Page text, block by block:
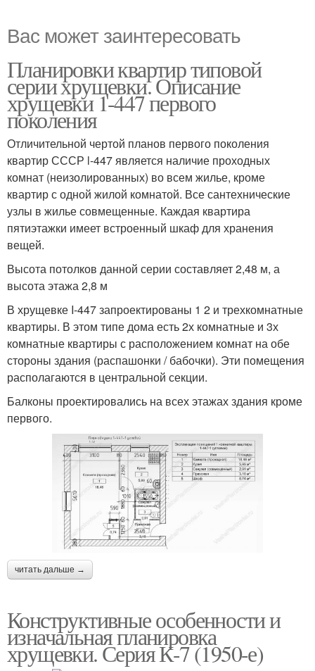
Вас может заинтересовать
Планировки квартир типовой
серии хрущевки. Описание
хрущевки 1-447 первого
поколения
Отличительной чертой планов первого поколения
квартир СССР l-447 является наличие проходных
комнат (неизолированных) во всем жилье, кроме
квартир с одной жилой комнатой. Все сантехнические
узлы в жилье совмещенные. Каждая квартира
пятиэтажки имеет встроенный шкаф для хранения
вещей.
Высота потолков данной серии составляет 2,48 м, а
высота этажа 2,8 м
В хрущевке I-447 запроектированы 1 2 и трехкомнатные
квартиры. В этом типе дома есть 2х комнатные и 3х
комнатные квартиры с расположением комнат на обе
стороны здания (распашонки / бабочки). Эти помещения
располагаются в центральной секции.
Балконы проектировались на всех этажах здания кроме
первого.
читать дальше →
Конструктивные особенности и
изначальная планировка
хрущевки. Серия К-7 (1950-е)